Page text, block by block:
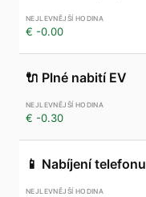
€ -0.00
🔌 Plné nabití EV
€ -0.30
📱 Nabíjení telefonu